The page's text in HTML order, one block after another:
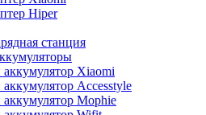
Hiper
станция
Xiaomi
Accesstyle
Mophie